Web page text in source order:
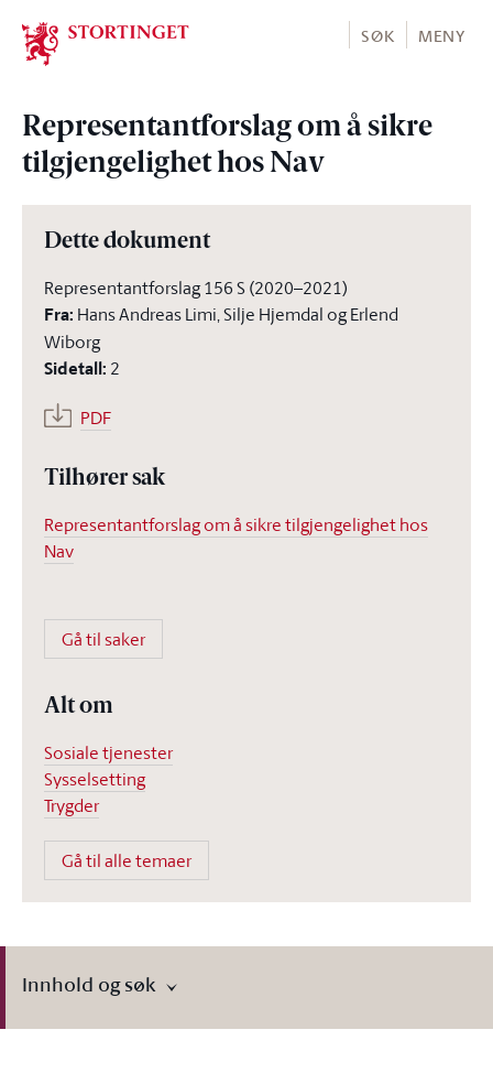
Stortinget.no
SØK MENY
Representantforslag om å sikre
tilgjengelighet hos Nav
Dette dokument
Representantforslag 156 S (2020–2021)
Fra: Hans Andreas Limi, Silje Hjemdal og Erlend
Wiborg
Sidetall: 2
PDF
Tilhører sak
Representantforslag om å sikre tilgjengelighet hos
Nav
Gå til saker
Alt om
Sosiale tjenester
Sysselsetting
Trygder
Gå til alle temaer
Innhold og søk